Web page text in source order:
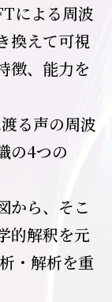
による周波
換えて可視
徴、能力を
る声の周波
の4つの
から、そこ
的解釈を元
・解析を重